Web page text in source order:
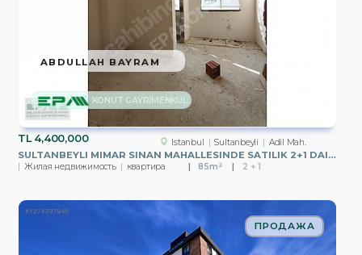
TL4,400,000 Istanbul Sultanbeyli Adil Mah.
SULTANBEYLI MIMAR SINAN MAHALLESINDE SATILIK 2+1 DAIRE
Жилая недвижимость квартира 85m² 2 + 1
KONUT GAYRİMENKUL
ABDULLAH BAYRAM
ПРОДАЖА